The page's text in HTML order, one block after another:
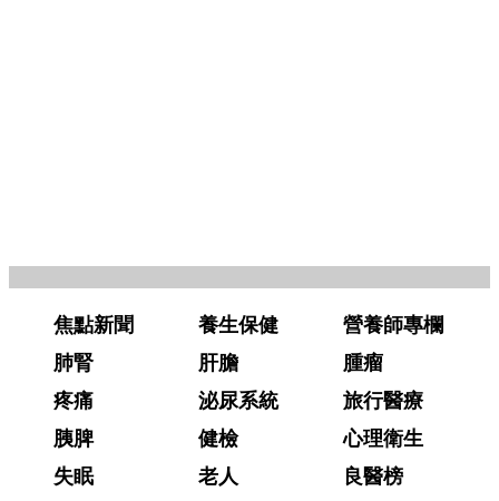
焦點新聞 養生保健
營養師專欄
肺腎
肝膽
腫瘤
疼痛
泌尿系統
旅行醫療
胰脾
健檢
心理衛生
失眠
老人
良醫榜